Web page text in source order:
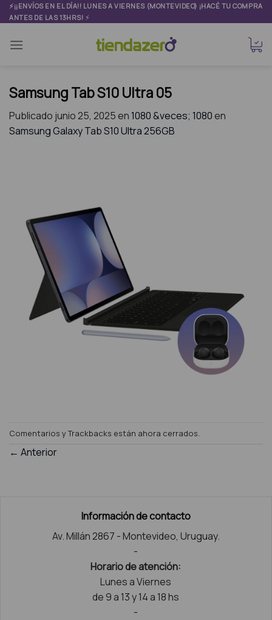
Skip
to
⚡¡¡ENVÍOS EN EL DÍA!! LUNES A VIERNES (MONTEVIDEO) ¡HACÉ TU COMPRA
ANTES DE LAS 13HRS! ⚡
Samsung Tab S10 Ultra 05
Publicado junio 25, 2025en1080 &veces; 1080en
Samsung Galaxy Tab S10 Ultra 256GB
Comentarios y Trackbacks están ahora cerrados.
← Anterior
Información de contacto
Av. Millán 2867 - Montevideo, Uruguay.
-
Horario de atención:
Lunes a Viernes
de 9 a 13 y 14 a 18 hs
-